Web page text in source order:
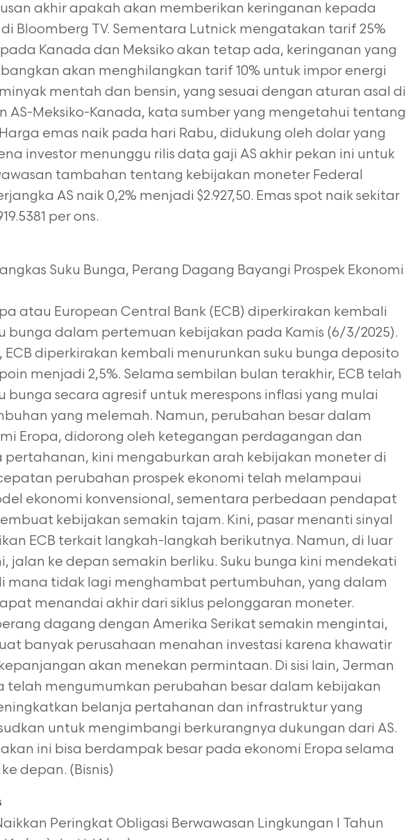
akhir apakah akan memberikan keringanan kepada
Bloomberg TV. Sementara Lutnick mengatakan tarif 25%
Kanada dan Meksiko akan tetap ada, keringanan yang
akan menghilangkan tarif 10% untuk impor energi
mentah dan bensin, yang sesuai dengan aturan asal di
AS-Meksiko-Kanada, kata sumber yang mengetahui tentang
emas naik pada hari Rabu, didukung oleh dolar yang
investor menunggu rilis data gaji AS akhir pekan ini untuk
tambahan tentang kebijakan moneter Federal
AS naik 0,2% menjadi $2.927,50. Emas spot naik sekitar
per ons.
Suku Bunga, Perang Dagang Bayangi Prospek Ekonomi
atau European Central Bank (ECB) diperkirakan kembali
bunga dalam pertemuan kebijakan pada Kamis (6/3/2025).
ECB diperkirakan kembali menurunkan suku bunga deposito
menjadi 2,5%. Selama sembilan bulan terakhir, ECB telah
bunga secara agresif untuk merespons inflasi yang mulai
yang melemah. Namun, perubahan besar dalam
Eropa, didorong oleh ketegangan perdagangan dan
pertahanan, kini mengaburkan arah kebijakan moneter di
perubahan prospek ekonomi telah melampaui
ekonomi konvensional, sementara perbedaan pendapat
kebijakan semakin tajam. Kini, pasar menanti sinyal
ECB terkait langkah-langkah berikutnya. Namun, di luar
jalan ke depan semakin berliku. Suku bunga kini mendekati
mana tidak lagi menghambat pertumbuhan, yang dalam
menandai akhir dari siklus pelonggaran moneter.
dagang dengan Amerika Serikat semakin mengintai,
banyak perusahaan menahan investasi karena khawatir
akan menekan permintaan. Di sisi lain, Jerman
telah mengumumkan perubahan besar dalam kebijakan
belanja pertahanan dan infrastruktur yang
untuk mengimbangi berkurangnya dukungan dari AS.
ini bisa berdampak besar pada ekonomi Eropa selama
depan. (Bisnis)
Peringkat Obligasi Berwawasan Lingkungan I Tahun